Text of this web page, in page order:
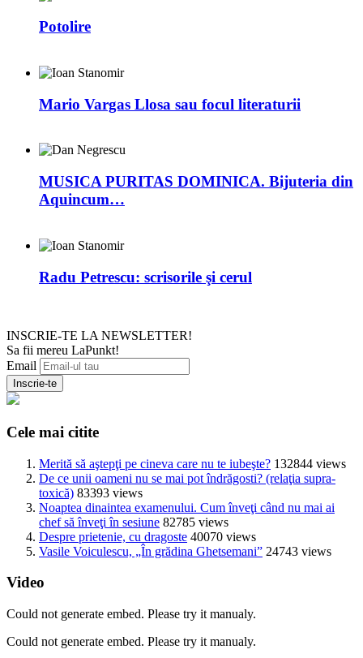
Potolire
Mario Vargas Llosa sau focul literaturii
MUSICA PURITAS DOMINICA. Bijuteria din
Aquincum…
Radu Petrescu: scrisorile şi cerul
INSCRIE-TE LA NEWSLETTER!
Sa fii mereu LaPunkt!
Email
Cele mai citite
Merită să aştepţi pe cineva care nu te iubeşte? 132844 views
De ce unii oameni nu se mai pot îndrăgosti? (relaţia supra-
toxică) 83393 views
Noaptea dinaintea examenului. Cum înveţi când nu mai ai
chef să înveţi în sesiune 82785 views
Despre prietenie, cu dragoste 40070 views
Vasile Voiculescu, „În grădina Ghetsemani” 24743 views
Video
Could not generate embed. Please try it manualy.
Could not generate embed. Please try it manualy.